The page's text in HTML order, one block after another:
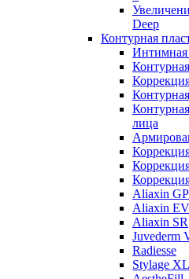
Deep
Контурная
Интимная
лица
Aliaxin GP
Aliaxin EV
Aliaxin SR
Juvederm
Radiesse
Stylage XL